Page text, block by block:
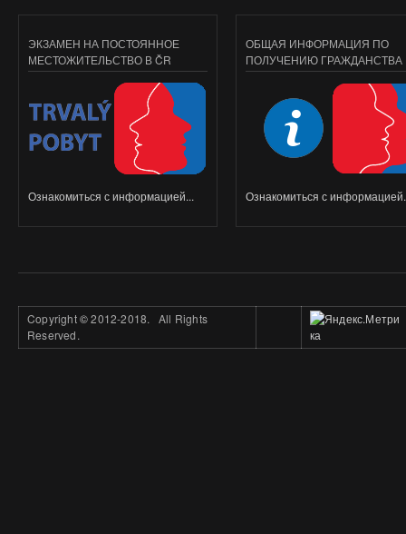
ЭКЗАМЕН НА ПОСТОЯННОЕ
МЕСТОЖИТЕЛЬСТВО В ČR
Ознакомиться с информацией...
ОБЩАЯ ИНФОРМАЦИЯ ПО
ПОЛУЧЕНИЮ ГРАЖДАНСТВА
Ознакомиться с
Copyright©2012-2018. All Rights
Reserved.